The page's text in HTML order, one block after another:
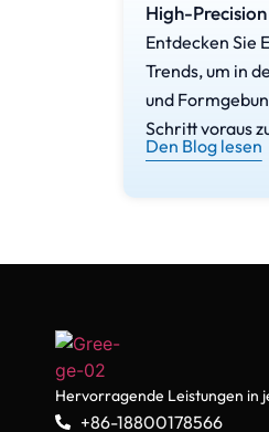
High-
Entdecken Sie
Trends, um in
und
Schritt voraus
Den Blog lesen
Hervorragende Leistungen in
+86-18800178566